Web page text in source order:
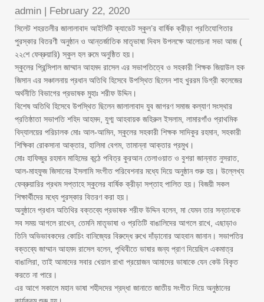
admin | February 22, 2020
সিলেট শহরতলীর জালালাবাদ আইসিটি ক্যাডেট স্কুল’র বার্ষিক ক্রীড়া প্রতিযোগিতার
পুরস্কার বিতরণী অনুষ্ঠান ও আন্তর্জাতিক মাতৃভাষা দিবস উপলক্ষে আলোচনা সভা আজ (
২২শে ফেব্রুয়ারি) স্কুল হল রুমে অনুষ্ঠিত হয়।
স্কুলের প্রিন্সিপাল জাম্মান আহমদ রাসেল এর সভাপতিত্বে ও সহকারী শিক্ষক জিয়াউল হক
জিসান এর সঞ্চালনায় প্রধান অতিথি হিসেবে উপস্থিত ছিলেন শাহ খুররম ডিগ্রী কলেজের
অর্থনীতি বিভাগের প্রভাষক মুহাঃ শরীফ উদ্দিন।
বিশেষ অতিথি হিসেবে উপস্থিত ছিলেন জালালাবাদ যুব জাগরণ সমাজ কল্যাণ সংস্থার
প্রতিষ্ঠাতা সভাপতি শহিদ আহমদ, যুগ্ম আহবায়ক জহিরুল ইসলাম, লামারগাঁও প্রাথমিক
বিদ্যালয়ের পরিচালক মোঃ আল-আমিন, স্কুলের সহকারী শিক্ষক সাদিকুর রহমান, সহকারী
শিক্ষিকা রোকসানা আক্তার, হালিমা বেগম, তামান্না আক্তার প্রমুখ।
মোঃ হাফিজুর রহমান মাহিমের কন্ঠে পবিত্র কুরআন তেলাওয়াত ও বুশরা জান্নাত নুসরাত,
আল-মাহফুজ জিসানের ইসলামি সংগীত পরিবেশনার মধ্যে দিয়ে অনুষ্ঠান শুরু হয়। উল্লেখ্য
ফেব্রুয়ারির প্রথম সপ্তাহে স্কুলের বার্ষিক ক্রীড়া সপ্তাহ পালিত হয়। বিজয়ী সকল
শিক্ষার্থীদের মধ্যে পুরস্কার বিতরণ করা হয়।
অনুষ্ঠানে প্রধান অতিথির বক্তব্যে প্রভাষক শরীফ উদ্দিন বলেন, মা যেমন তার সন্তানকে
সব সময় আগলে রাখেন, তেমনি মাতৃভাষা ও প্রতিটি বাঙালিদের আগলে রাখে, এছাড়াও
তিনি অভিভাবকদের কোচিং বানিজ্যের বিরুদ্ধে রুখে দাঁড়ানোর আহবান জানান। সভাপতির
বক্তব্যে জাম্মান আহমদ রাসেল বলেন, পৃথিবীতে ভাষার জন্য প্রাণ দিয়েছিল একমাত্র
বাঙালিরা, তাই আমাদের সবার খেয়াল রাখা প্রয়োজন আমাদের ভাষাকে যেন কেউ বিকৃত
করতে না পারে।
এর আগে সকালে মহান ভাষা শহীদদের শ্রদ্ধা জানাতে জাতীয় সংগীত দিয়ে অনুষ্ঠানের